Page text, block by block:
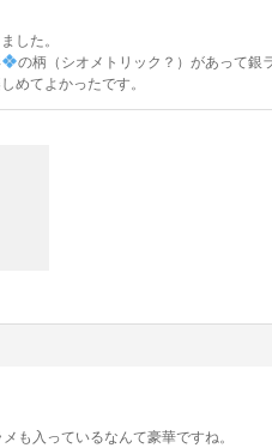
した。
の柄（シオメトリック？）があって銀
めてよかったです。
も入っているなんて豪華ですね。